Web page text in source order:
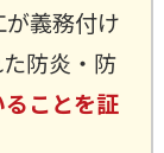
義務付け
防炎・防
ことを証